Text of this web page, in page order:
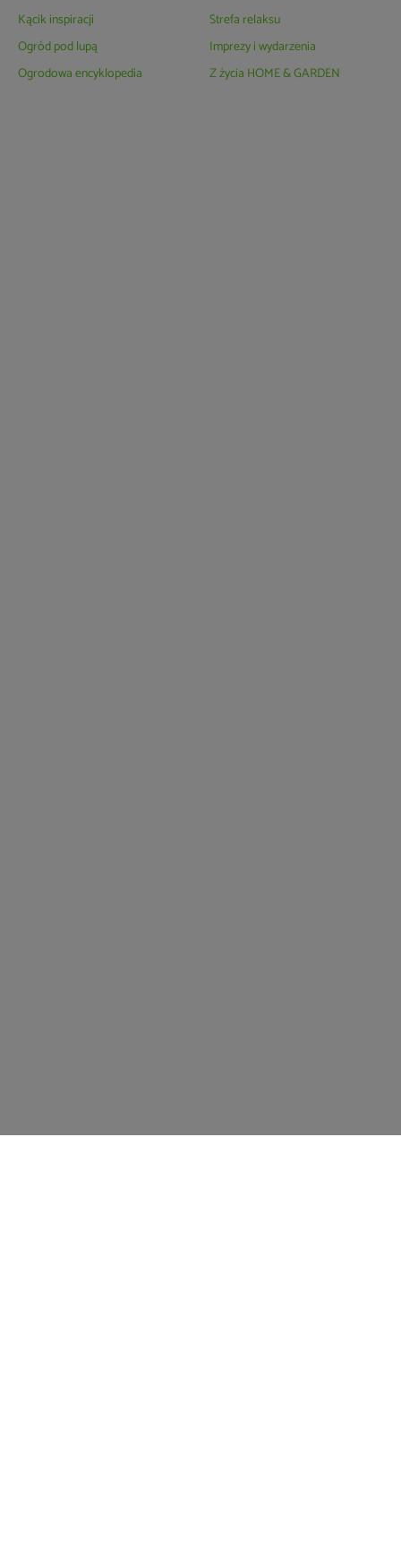
Kącik inspiracji
Ogród pod lupą
Ogrodowa encyklopedia
Strefa relaksu
Imprezy i wydarzenia
Z życia HOME & GARDEN